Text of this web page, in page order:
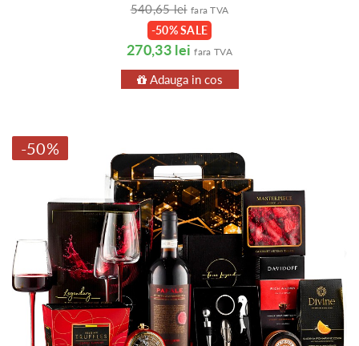
540,65 lei fara TVA
-50% SALE
270,33 lei fara TVA
Adauga in cos
-50%